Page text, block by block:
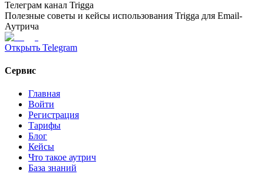
Телеграм канал Trigga
Полезные советы и кейсы использования Trigga для Email-
Аутрича
Открыть Telegram
Сервис
Главная
Войти
Регистрация
Тарифы
Блог
Кейсы
Что такое аутрич
База знаний